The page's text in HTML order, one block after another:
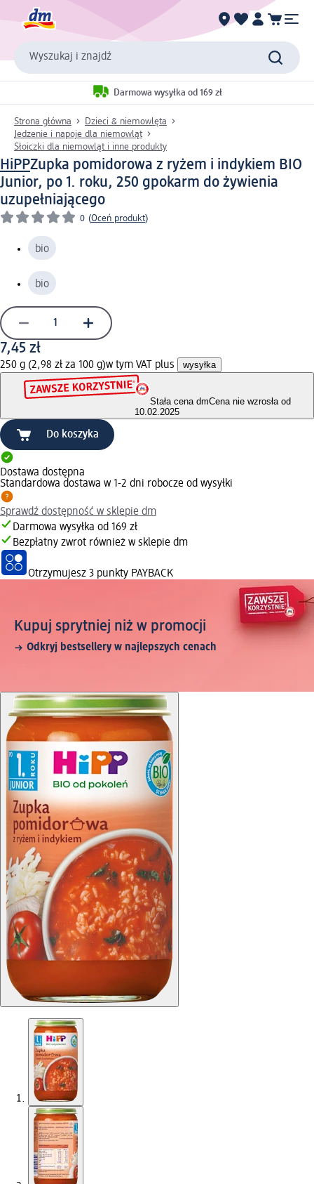
Wyszukaj i znajdź
Darmowa wysyłka od 169 zł
Strona główna
Dzieci & niemowlęta
Jedzenie i napoje dla niemowląt
Słoiczki dla niemowląt i inne produkty
HiPPZupka pomidorowa z ryżem i indykiem BIO
Junior, po 1. roku, 250 gpokarm do żywienia
uzupełniającego
0 (Oceń produkt)
bio
bio
7,45 zł
250 g (2,98 zł za 100 g)w tym VAT plus wysyłka
Stała cena dmCena nie wzrosła od
10.02.2025
Do koszyka
Dostawa dostępna
Standardowa dostawa w 1-2 dni robocze od wysyłki
Sprawdź dostępność w sklepie dm
Darmowa wysyłka od 169 zł
Bezpłatny zwrot również w sklepie dm
Otrzymujesz 3 punkty PAYBACK
Kupuj sprytniej niż w promocji
Odkryj bestsellery w najlepszych cenach